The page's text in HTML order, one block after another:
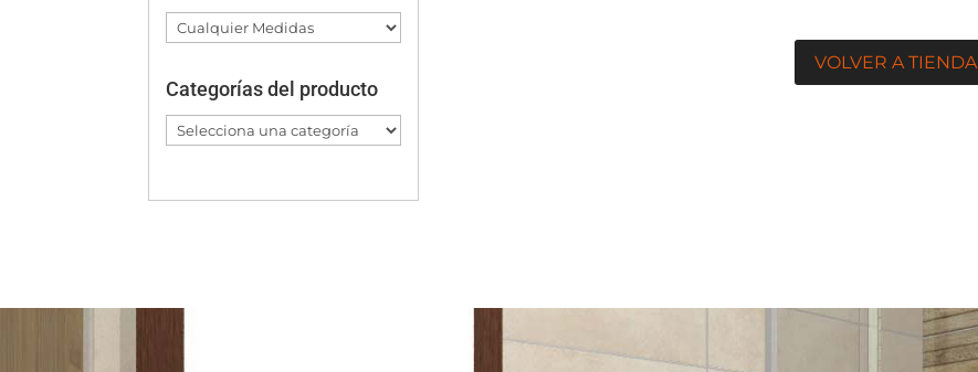
Categorías del producto
VOLVER A TIENDA